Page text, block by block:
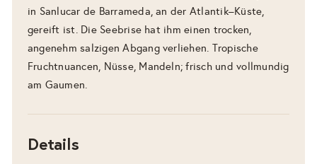
in Sanlucar de Barrameda, an der Atlantik–Küste,
gereift ist. Die Seebrise hat ihm einen trocken,
angenehm salzigen Abgang verliehen. Tropische
Fruchtnuancen, Nüsse, Mandeln; frisch und vollmundig
am Gaumen.
Details